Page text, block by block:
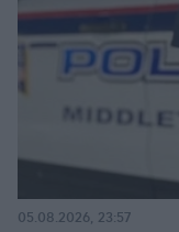
05.08.2026, 23:57